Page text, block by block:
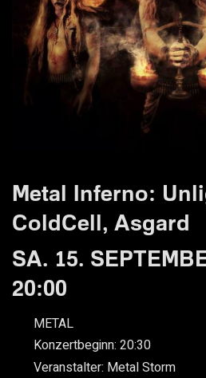
Metal Inferno:
ColdCell, Asgard
SA. 15.
20:00
METAL
Konzertbeginn: 20:30
Veranstalter: Metal Storm